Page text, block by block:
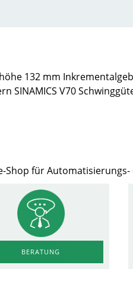
132 mm
V70
für
BERATUNG